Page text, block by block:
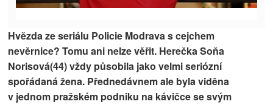
Hvězda ze seriálu Policie Modrava s cejchem
nevěrnice? Tomu ani nelze věřit. Herečka Soňa
Norisová(44) vždy působila jako velmi seriózní
spořádaná žena. Přednedávnem ale byla viděna
v jednom pražském podniku na kávičce se svým